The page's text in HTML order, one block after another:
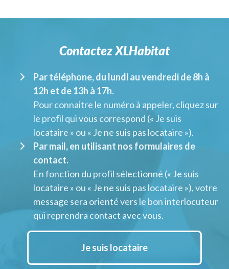
Contactez XLHabitat
Par téléphone, du lundi au vendredi de 8h à
12h et de 13h à 17h.
Pour connaitre le numéro à appeler, cliquez sur
le profil qui vous correspond (« Je suis
locataire » ou « Je ne suis pas locataire »).
Par mail, en utilisant nos formulaires de
contact.
En fonction du profil sélectionné (« Je suis
locataire » ou « Je ne suis pas locataire »), votre
message sera orienté vers le bon interlocuteur
qui reprendra contact avec vous.
Je suis locataire